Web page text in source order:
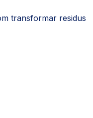
transformar residus